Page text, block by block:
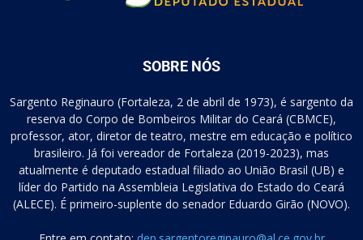
SOBRE NÓS
Sargento Reginauro (Fortaleza, 2 de abril de 1973), é sargento da
reserva do Corpo de Bombeiros Militar do Ceará (CBMCE),
professor, ator, diretor de teatro, mestre em educação e político
brasileiro. Já foi vereador de Fortaleza (2019-2023), mas
atualmente é deputado estadual filiado ao União Brasil (UB) e
líder do Partido na Assembleia Legislativa do Estado do Ceará
(ALECE). É primeiro-suplente do senador Eduardo Girão (NOVO).